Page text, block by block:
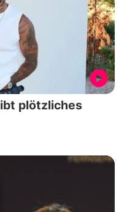
plötzliches